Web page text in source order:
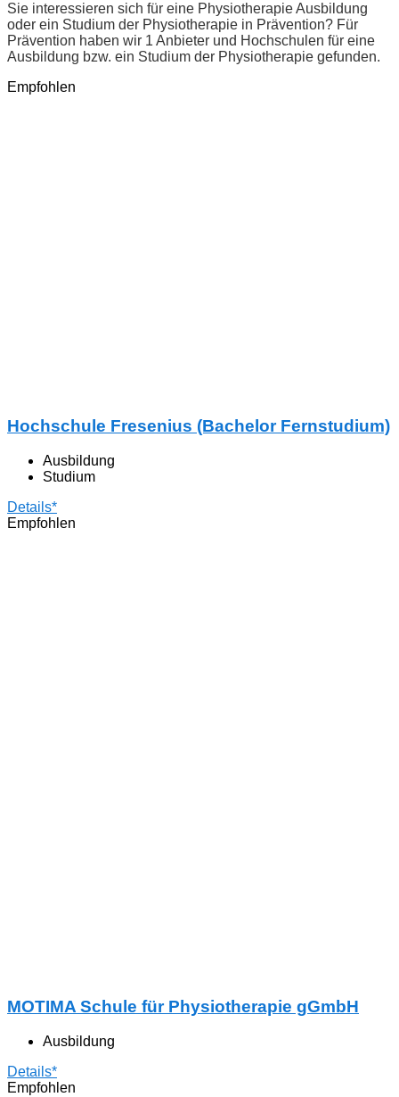
Sie interessieren sich für eine Physiotherapie Ausbildung
oder ein Studium der Physiotherapie in Prävention? Für
Prävention haben wir 1 Anbieter und Hochschulen für eine
Ausbildung bzw. ein Studium der Physiotherapie gefunden.
Empfohlen
Hochschule Fresenius (Bachelor Fernstudium)
Ausbildung
Studium
Details*
Empfohlen
MOTIMA Schule für Physiotherapie gGmbH
Ausbildung
Details*
Empfohlen